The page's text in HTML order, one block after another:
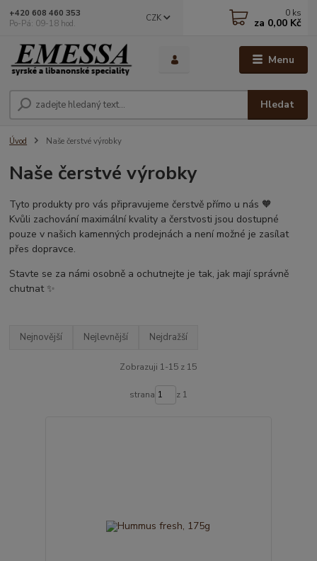
Menu
CZK
Hledat
+420 608 460 353
Po-Pá: 09-18 hod.
0 ks
za 0,00 Kč
Úvod Naše čerstvé výrobky
Naše čerstvé výrobky
Tyto produkty pro vás připravujeme čerstvě přímo u nás 🧡
Kvůli zachování maximální kvality a čerstvosti jsou dostupné
pouze v našich kamenných prodejnách a není možné je zasílat
přes dopravce.
Stavte se za námi osobně a ochutnejte je tak, jak mají správně
chutnat ✨
Nejnovější Nejlevnější Nejdražší
Zobrazuji 1-15 z 15
strana z 1